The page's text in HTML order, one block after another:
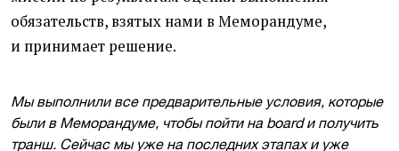
обязательств, взятых нами в Меморандуме,
и принимает решение.
Мы выполнили все предварительные условия, которые
были в Меморандуме, чтобы пойти на board и получить
транш. Сейчас мы уже на последних этапах и уже